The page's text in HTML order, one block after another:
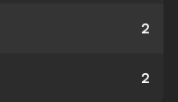
2
2